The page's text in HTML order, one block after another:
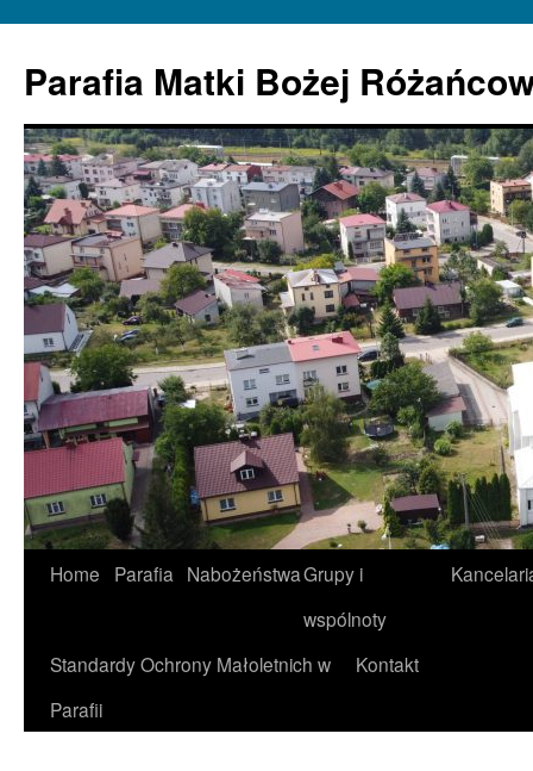
Parafia Matki Bożej
Home Parafia NabożeństwaGrupy i
wspólnoty
Standardy Ochrony Małoletnich w
Parafii
Kontakt